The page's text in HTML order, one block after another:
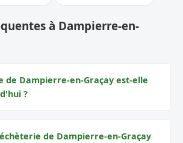
à Dampierre-en-
de Dampierre-en-Graçay est-elle
?
de Dampierre-en-Graçay